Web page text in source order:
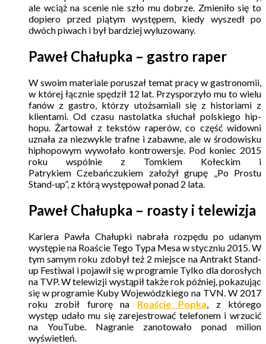
ale wciąż na scenie nie szło mu dobrze. Zmieniło się to
dopiero przed piątym występem, kiedy wyszedł po
dwóch piwach i był bardziej wyluzowany.
Paweł Chałupka – gastro raper
W swoim materiale poruszał temat pracy w gastronomii,
w której łącznie spędził 12 lat. Przysporzyło mu to wielu
fanów z gastro, którzy utożsamiali się z historiami z
klientami. Od czasu nastolatka słuchał polskiego hip-
hopu. Żartował z tekstów raperów, co część widowni
uznała za niezwykle trafne i zabawne, ale w środowisku
hiphopowym wywołało kontrowersje. Pod koniec 2015
roku wspólnie z Tomkiem Kołeckim i
PatrykiemCzebańczukiem założył grupę „Po Prostu
Stand-up”, z którą występował ponad 2 lata.
Paweł Chałupka – roasty i telewizja
Kariera Pawła Chałupki nabrała rozpędu po udanym
występie na Roaście Tego Typa Mesa w styczniu 2015. W
tym samym roku zdobył też 2 miejsce na Antrakt Stand-
up Festiwal i pojawił się w programie Tylko dla dorosłych
na TVP. W telewizji wystąpił także rok później, pokazując
się w programie Kuby Wojewódzkiego na TVN. W 2017
roku zrobił furorę na RoaściePopka, z którego
występ udało mu się zarejestrować telefonem i wrzucić
na YouTube. Nagranie zanotowało ponad milion
wyświetleń.